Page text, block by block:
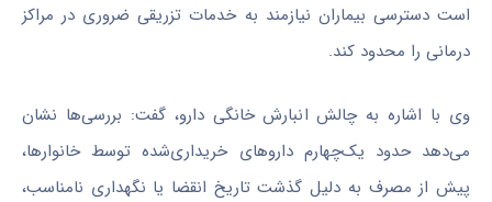
است دسترسی بیماران نیازمند به خدمات تزریقی ضروری در مراکز
درمانی را محدود کند.
وی با اشاره به چالش انبارش خانگی دارو، گفت: بررسی‌ها نشان
می‌دهد حدود یک‌چهارم داروهای خریداری‌شده توسط خانوارها،
پیش از مصرف به دلیل گذشت تاریخ انقضا یا نگهداری نامناسب،